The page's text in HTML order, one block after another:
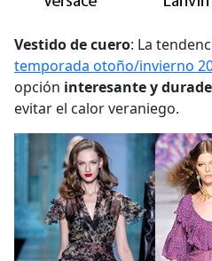
Vestido de cuero: La
temporada otoño/invierno
opción interesante y
evitar el calor veraniego.